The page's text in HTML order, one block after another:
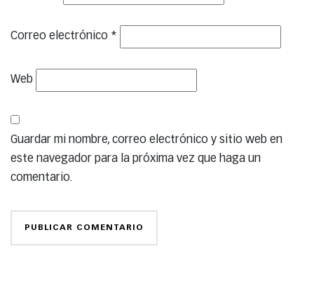
Correo electrónico *
Web
Guardar mi nombre, correo electrónico y sitio web en
este navegador para la próxima vez que haga un
comentario.